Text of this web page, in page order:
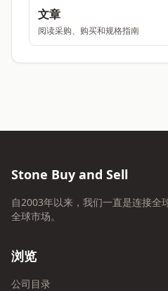
文章
阅读采购、购买和规格指南
Stone Buy and Sell
自2003年以来，我们一直是连接全
全球市场。
浏览
公司目录